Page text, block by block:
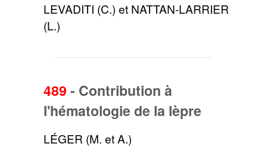
LEVADITI (C.) et NATTAN-LARRIER
(L.)
489 - Contribution à
l'hématologie de la lèpre
LÉGER (M. et A.)